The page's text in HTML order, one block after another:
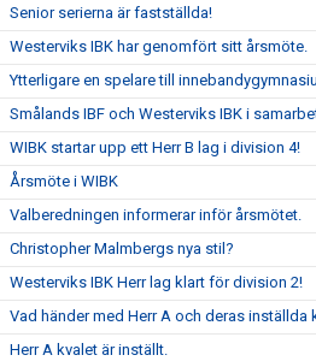
Senior serierna är fastställda!
Westerviks IBK har genomfört sitt årsmöte.
Ytterligare en spelare till
Smålands IBF och Westerviks IBK i
WIBK startar upp ett Herr B lag i division 4!
Årsmöte i WIBK
Valberedningen informerar inför årsmötet.
Christopher Malmbergs nya stil?
Westerviks IBK Herr lag klart för division 2!
Vad händer med Herr A och deras inställda
Herr A kvalet är inställt.